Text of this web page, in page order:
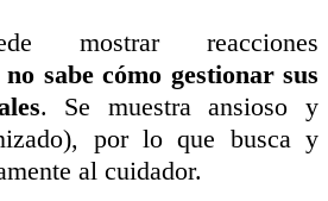
mostrar reacciones
no sabe cómo gestionar sus
. Se muestra ansioso y
por lo que busca y
al cuidador.